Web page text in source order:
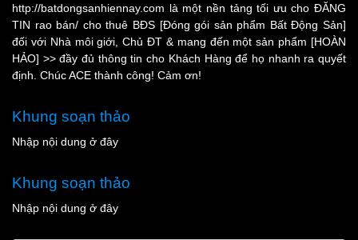
http://batdongsanhiennay.com là một nền tảng tối ưu cho ĐĂNG
TIN rao bán/ cho thuê BĐS [Đóng gói sản phẩm Bất Động Sản]
đối với Nhà môi giới, Chủ ĐT & mang đến một sản phẩm [HOÀN
HẢO] >> đầy đủ thông tin cho Khách Hàng để họ nhanh ra quyết
định. Chúc ACE thành công! Cảm ơn!
Khung soạn thảo
Nhập nội dung ở đây
Khung soạn thảo
Nhập nội dung ở đây